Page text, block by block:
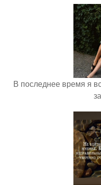
В последнее время я